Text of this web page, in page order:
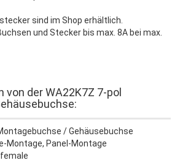
sind im Shop erhältlich.
und Stecker bis max. 8A bei max.
von der WA22K7Z 7-pol
/ Gehäusebuchse
Montage, Panel-Montage